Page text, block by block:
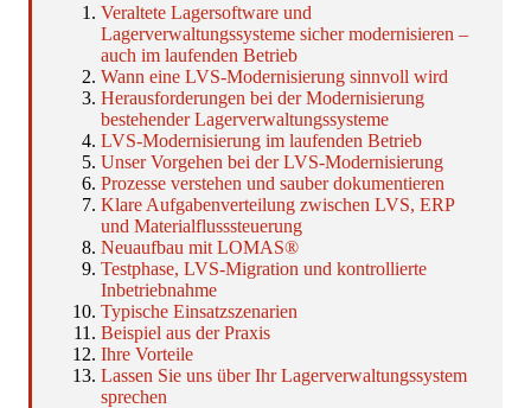
Veraltete Lagersoftware und
Lagerverwaltungssysteme sicher modernisieren –
auch im laufenden Betrieb
Wann eine LVS-Modernisierung sinnvoll wird
Herausforderungen bei der Modernisierung
bestehender Lagerverwaltungssysteme
LVS-Modernisierung im laufenden Betrieb
Unser Vorgehen bei der LVS-Modernisierung
Prozesse verstehen und sauber dokumentieren
Klare Aufgabenverteilung zwischen LVS, ERP
und Materialflusssteuerung
Neuaufbau mit LOMAS®
Testphase, LVS-Migration und kontrollierte
Inbetriebnahme
Typische Einsatzszenarien
Beispiel aus der Praxis
Ihre Vorteile
Lassen Sie uns über Ihr Lagerverwaltungssystem
sprechen